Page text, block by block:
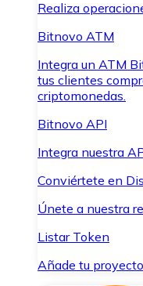
Realiza
Bitnovo ATM
Integra un ATM
tus clientes
criptomonedas.
Bitnovo API
Integra nuestra
Conviértete en
Únete a nuestra
Listar Token
Añade tu